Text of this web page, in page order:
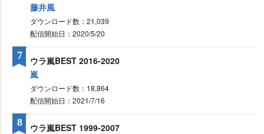
藤井風
ダウンロード数：21,039
配信開始日：2020/5/20
ウラ嵐BEST 2016-2020
嵐
ダウンロード数：18,864
配信開始日：2021/7/16
7
ウラ嵐BEST 1999-2007
8